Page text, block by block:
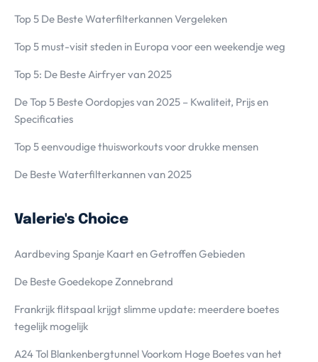
Top 5 De Beste Waterfilterkannen Vergeleken
Top 5 must-visit steden in Europa voor een weekendje weg
Top 5: De Beste Airfryer van 2025
De Top 5 Beste Oordopjes van 2025 – Kwaliteit, Prijs en
Specificaties
Top 5 eenvoudige thuisworkouts voor drukke mensen
De Beste Waterfilterkannen van 2025
Valerie's Choice
Aardbeving Spanje Kaart en Getroffen Gebieden
De Beste Goedekope Zonnebrand
Frankrijk flitspaal krijgt slimme update: meerdere boetes
tegelijk mogelijk
A24 Tol Blankenbergtunnel Voorkom Hoge Boetes van het